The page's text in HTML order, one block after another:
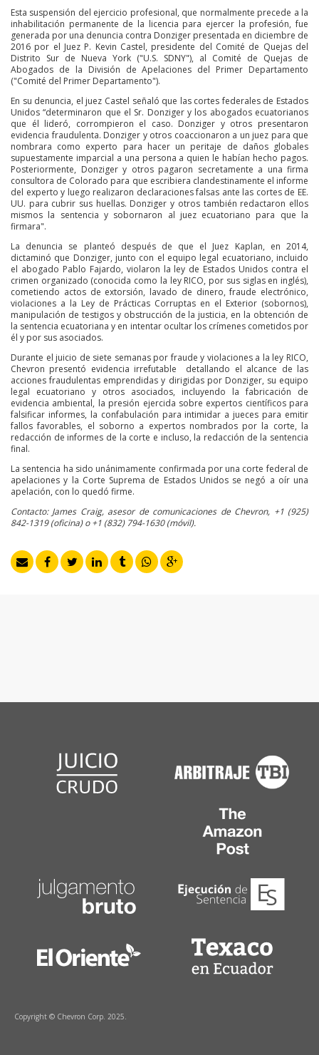
Esta suspensión del ejercicio profesional, que normalmente precede a la
inhabilitación permanente de la licencia para ejercer la profesión, fue
generada por una denuncia contra Donziger presentada en diciembre de
2016 por el Juez P. Kevin Castel, presidente del Comité de Quejas del
Distrito Sur de Nueva York ("U.S. SDNY"), al Comité de Quejas de
Abogados de la División de Apelaciones del Primer Departamento
("Comité del Primer Departamento").
En su denuncia, el juez Castel señaló que las cortes federales de Estados
Unidos “determinaron que el Sr. Donziger y los abogados ecuatorianos
que él lideró, corrompieron el caso. Donziger y otros presentaron
evidencia fraudulenta. Donziger y otros coaccionaron a un juez para que
nombrara como experto para hacer un peritaje de daños globales
supuestamente imparcial a una persona a quien le habían hecho pagos.
Posteriormente, Donziger y otros pagaron secretamente a una firma
consultora de Colorado para que escribiera clandestinamente el informe
del experto y luego realizaron declaraciones falsas ante las cortes de EE.
UU. para cubrir sus huellas. Donziger y otros también redactaron ellos
mismos la sentencia y sobornaron al juez ecuatoriano para que la
firmara".
La denuncia se planteó después de que el Juez Kaplan, en 2014,
dictaminó que Donziger, junto con el equipo legal ecuatoriano, incluido
el abogado Pablo Fajardo, violaron la ley de Estados Unidos contra el
crimen organizado (conocida como la ley RICO, por sus siglas en inglés),
cometiendo actos de extorsión, lavado de dinero, fraude electrónico,
violaciones a la Ley de Prácticas Corruptas en el Exterior (sobornos),
manipulación de testigos y obstrucción de la justicia, en la obtención de
la sentencia ecuatoriana y en intentar ocultar los crímenes cometidos por
él y por sus asociados.
Durante el juicio de siete semanas por fraude y violaciones a la ley RICO,
Chevron presentó evidencia irrefutable detallando el alcance de las
acciones fraudulentas emprendidas y dirigidas por Donziger, su equipo
legal ecuatoriano y otros asociados, incluyendo la fabricación de
evidencia ambiental, la presión ejercida sobre expertos científicos para
falsificar informes, la confabulación para intimidar a jueces para emitir
fallos favorables, el soborno a expertos nombrados por la corte, la
redacción de informes de la corte e incluso, la redacción de la sentencia
final.
La sentencia ha sido unánimamente confirmada por una corte federal de
apelaciones y la Corte Suprema de Estados Unidos se negó a oír una
apelación, con lo quedó firme.
Contacto: James Craig, asesor de comunicaciones de Chevron, +1 (925)
842-1319 (oficina) o +1 (832) 794-1630 (móvil).
Copyright © Chevron Corp. 2025.